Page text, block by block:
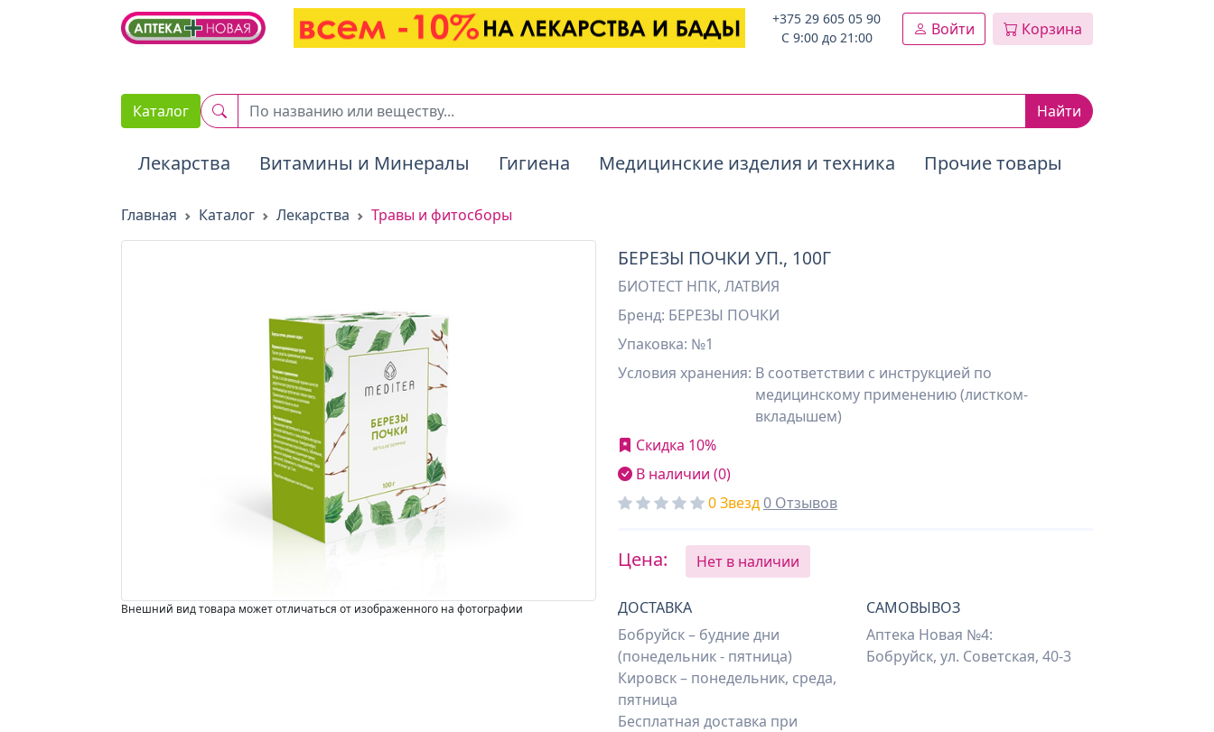
2. Вставьте этот код сразу же после открывающего тега :
+375 29 605 05 90
C 9:00 до 21:00
Войти Корзина
Каталог Найти
Лекарства Витамины и Минералы Гигиена Медицинские изделия и техника Прочие товары
Главная Каталог Лекарства Травы и фитосборы
Внешний вид товара может отличаться от изображенного на фотографии
БЕРЕЗЫ ПОЧКИ УП., 100Г
БИОТЕСТ НПК, ЛАТВИЯ
Бренд: БЕРЕЗЫ ПОЧКИ
Упаковка: №1
Условия хранения: В соответствии с инструкцией по
медицинскому применению (листком-
вкладышем)
Скидка 10%
В наличии (0)
0 Звезд0 Отзывов
Цена: Нет в наличии
ДОСТАВКА
Бобруйск – будние дни
(понедельник - пятница)
Кировск – понедельник, среда,
пятница
Бесплатная доставка при
САМОВЫВОЗ
Аптека Новая №4:
Бобруйск, ул. Советская, 40-3